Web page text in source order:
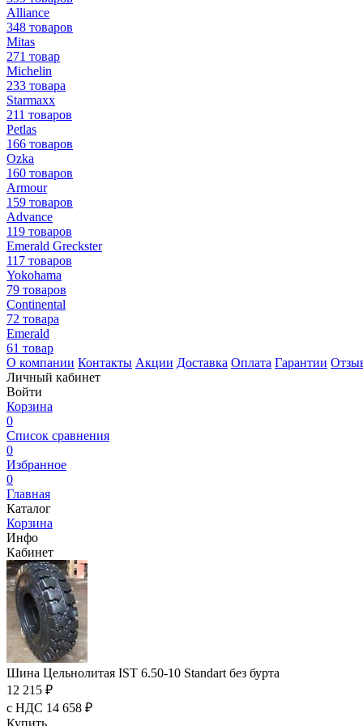
Alliance
348 товаров
Mitas
271 товар
Michelin
233 товара
Starmaxx
211 товаров
Petlas
166 товаров
Ozka
160 товаров
Armour
159 товаров
Advance
119 товаров
Emerald Greckster
117 товаров
Yokohama
79 товаров
Continental
72 товара
Emerald
61 товар
О компании Контакты Акции Доставка Оплата Гарантии
Личный кабинет
Войти
Корзина
0
Список сравнения
0
Избранное
0
Главная
Каталог
Корзина
Инфо
Кабинет
Шина Цельнолитая IST 6.50-10 Standart без бурта
12 215 ₽
с НДС 14 658 ₽
Купить